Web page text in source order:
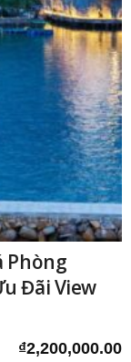
Phòng
Đãi View
₫2,200,000.00